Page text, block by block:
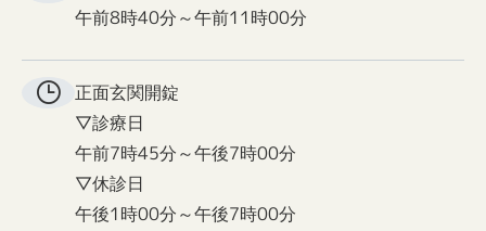
午前8時40分～午前11時00分
正面玄関開錠
▽診療日
午前7時45分～午後7時00分
▽休診日
午後1時00分～午後7時00分